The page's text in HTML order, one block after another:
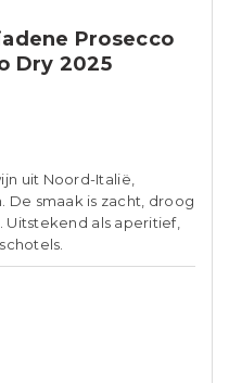
Prosecco
Dry 2025
uit Noord-Italië,
smaak is zacht, droog
als aperitief,